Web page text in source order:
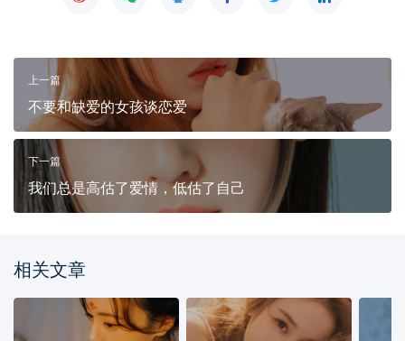
上一篇
不要和缺爱的女孩谈恋爱
下一篇
我们总是高估了爱情，低估了自己
相关文章